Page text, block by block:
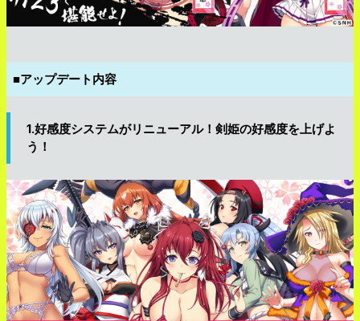
■アップデート内容
1.好感度システムがリニューアル！剣姫の好感度を上げよ
う！